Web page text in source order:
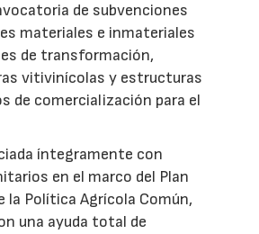
de subvenciones
materiales e inmateriales
de transformación,
vitivinícolas y estructuras
de comercialización para el
íntegramente con
en el marco del Plan
la Política Agrícola Común,
una ayuda total de